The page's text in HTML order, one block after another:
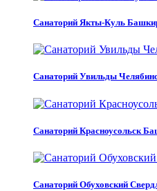
Санаторий Якты-Куль
Санаторий Увильды
Санаторий Красноусольск
Санаторий Обуховский